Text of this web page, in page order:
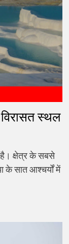
स्थल
है। क्षेत्र के सबसे
के सात आश्चर्यों में